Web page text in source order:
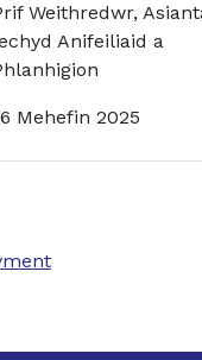
Weithredwr,
Anifeiliaid a
Mehefin 2025